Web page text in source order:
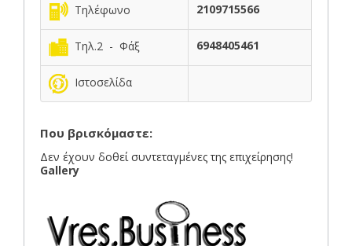
Τηλέφωνο 2109715566
Τηλ.2 - Φάξ 6948405461
Ιστοσελίδα
Που βρισκόμαστε:
Δεν έχουν δοθεί συντεταγμένες της επιχείρησης!
Gallery